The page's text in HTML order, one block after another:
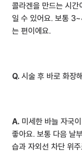
콜라겐을 만드는 시
일 수 있어요. 보통
는 편이에요.
Q. 시술 후 바로 화장
A. 미세한 바늘 자국
좋아요. 보통 다음 날
습과 자외선 차단 위